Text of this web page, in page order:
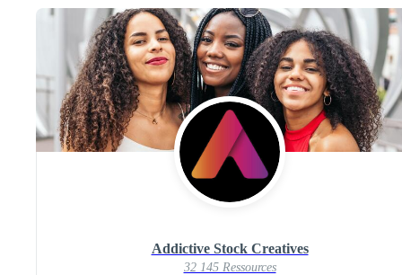
Addictive Stock Creatives
32 145 Ressources